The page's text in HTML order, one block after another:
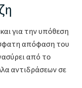
για την υπόθεση
απόφαση του
από το
αντιδράσεων σε